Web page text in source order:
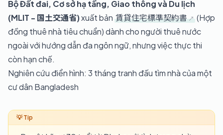
Bộ Đất đai, Cơ sở hạ tầng, Giao thông và Du lịch
(MLIT - 国土交通省)xuất bản 賃貸住宅標準契約書
(Hợp
đồng thuê nhà tiêu chuẩn) dành cho người thuê nước
ngoài với hướng dẫn đa ngôn ngữ, nhưng việc thực thi
còn hạn chế.
Nghiên cứu điển hình: 3 tháng tranh đấu tìm nhà của một
cư dân Bangladesh